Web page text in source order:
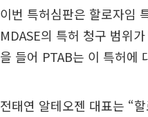
이번 특허심판은 할로자임
MDASE의 특허 청구 범위
을 들어 PTAB는 이 특허에
전태연 알테오젠 대표는 “